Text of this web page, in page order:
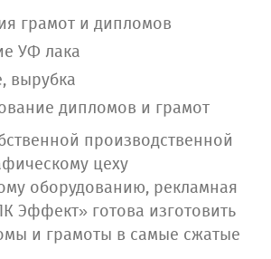
грамот и дипломов
УФ лака
вырубка
дипломов и грамот
производственной
цеху
оборудованию, рекламная
Эффект» готова изготовить
и грамоты в самые сжатые